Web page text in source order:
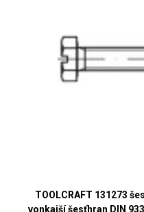
TOOLCRAFT 131273
vonkajší šesťhran DIN